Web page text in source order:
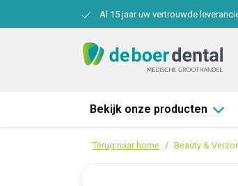
Al 15 jaar uw vertrouwde
Bekijk onze producten
Terug naar home Beauty &